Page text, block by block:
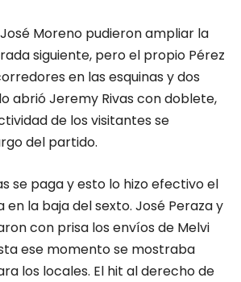
Moreno pudieron ampliar la
siguiente, pero el propio Pérez
en las esquinas y dos
abrió Jeremy Rivas con doblete,
de los visitantes se
del partido.
se paga y esto lo hizo efectivo el
en la baja del sexto. José Peraza y
con prisa los envíos de Melvi
ese momento se mostraba
los locales. El hit al derecho de